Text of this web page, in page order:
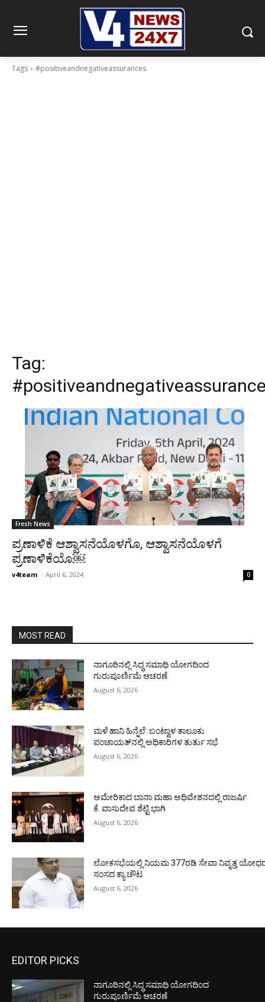
Tags #positiveandnegativeassurances
Tag:
Fresh News
ಪ್ರಣಾಳಿಕೆ ಆಶ್ವಾಸನೆಯೊಳಗೊ, ಆಶ್ವಾಸನೆಯೊಳಗೆ
ಪ್ರಣಾಳಿಕೆಯೊ￼
v4team - April 6, 2024 0
MOST READ
ನಾಗೂರಿನಲ್ಲಿ ಸಿದ್ಧ ಸಮಾಧಿ ಯೋಗದಿಂದ
ಗುರುಪೂರ್ಣಿಮೆ ಆಚರಣೆ
August 6, 2026
ಮಳೆ ಹಾನಿ ಹಿನ್ನೆಲೆ: ಬಂಟ್ವಾಳ ತಾಲೂಕು
ಪಂಚಾಯತ್‌ನಲ್ಲಿ ಅಧಿಕಾರಿಗಳ ತುರ್ತು ಸಭೆ
August 6, 2026
ಅಮೇರಿಕಾದ ಬಾನಾ ಮಹಾ ಅಧಿವೇಶನದಲ್ಲಿ ರಾಜರ್ಷಿ
ಕೆ. ವಾಸುದೇವ ಶೆಟ್ಟಿ ಭಾಗಿ
August 6, 2026
ಲೋಕಸಭೆಯಲ್ಲಿ ನಿಯಮ 377ರಡಿ ಸೇವಾ ನಿವೃತ್ತ
ಸಂಸದ ಕ್ಯಾ.ಚೌಟ
August 6, 2026
EDITOR PICKS
ನಾಗೂರಿನಲ್ಲಿ ಸಿದ್ಧ ಸಮಾಧಿ ಯೋಗದಿಂದ
ಗುರುಪೂರ್ಣಿಮೆ ಆಚರಣೆ